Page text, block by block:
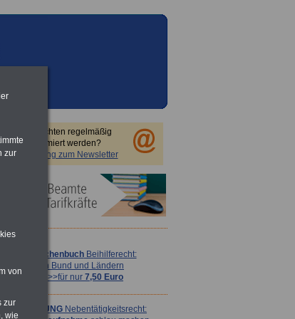
Sie möchten regelmäßig
informiert werden?
Anmeldung zum Newsletter
TaschenbuchBeihilferecht:
in Bund und Ländern
>>>für nur 7,50 Euro
ACHTUNG Nebentätigkeitsrecht:
zur
von
zur
wie